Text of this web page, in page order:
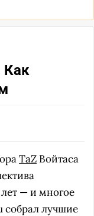
Как
TaZ Войтаса
— и многое
собрал лучшие